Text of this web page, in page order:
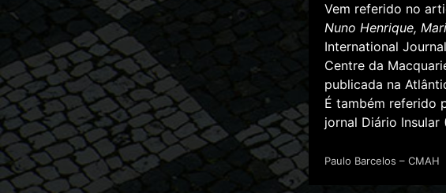
Vem referido no
Nuno Henrique,
International
Centre da
publicada na
É também referido
jornal Diário Insular
Paulo Barcelos – CMAH